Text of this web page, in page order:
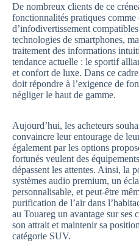
De nombreux clients de ce
fonctionnalités pratiques comme
d’infodivertissement
technologies de smartphones,
traitement des informations
tendance actuelle : le sportif
et confort de luxe. Dans ce
doit répondre à l’exigence de
négliger le haut de gamme.
Aujourd’hui, les acheteurs
convaincre leur entourage de
également par les options
fortunés veulent des
dépassent les attentes. Ainsi, la
systèmes audio premium, un
personnalisable, et peut-être
purification de l’air dans
au Touareg un avantage sur ses
son attrait et maintenir sa
catégorie SUV.